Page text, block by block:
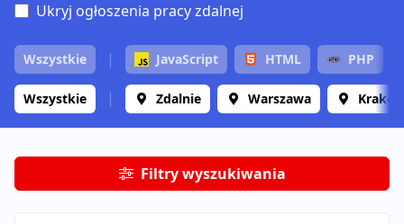
Ukryj ogłoszenia pracy zdalnej
Wszystkie JavaScript HTML PHP
Wszystkie Zdalnie Warszawa
Filtry wyszukiwania